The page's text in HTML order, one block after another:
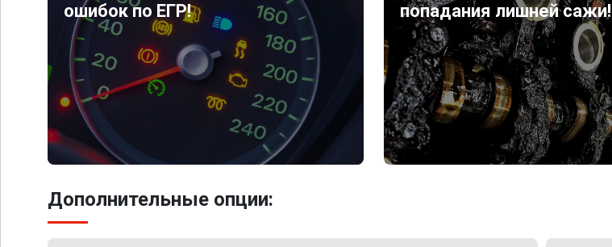
ошибок по ЕГР!
попадания лишней сажи!
Дополнительные опции: